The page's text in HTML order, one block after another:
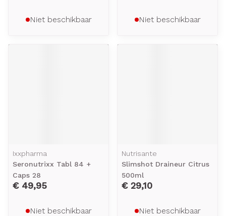
Niet beschikbaar Niet beschikbaar
Ixxpharma
Seronutrixx Tabl 84 +
Caps 28
€ 49,95
Niet beschikbaar
Nutrisante
Slimshot Draineur Citrus
500ml
€ 29,10
Niet beschikbaar